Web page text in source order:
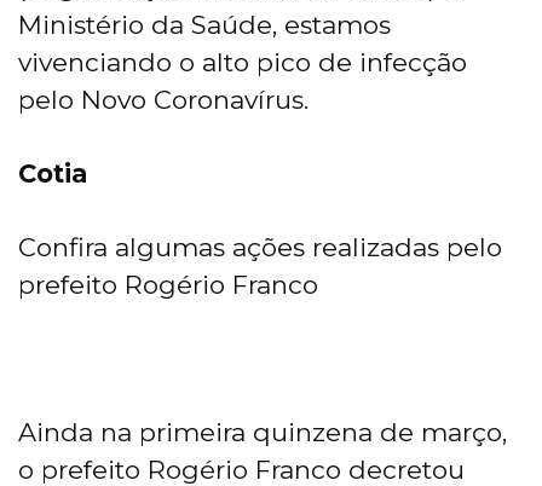
Ministério da Saúde, estamos
vivenciando o alto pico de infecção
pelo Novo Coronavírus.
Cotia
Confira algumas ações realizadas pelo
prefeito Rogério Franco
Ainda na primeira quinzena de março,
o prefeito Rogério Franco decretou